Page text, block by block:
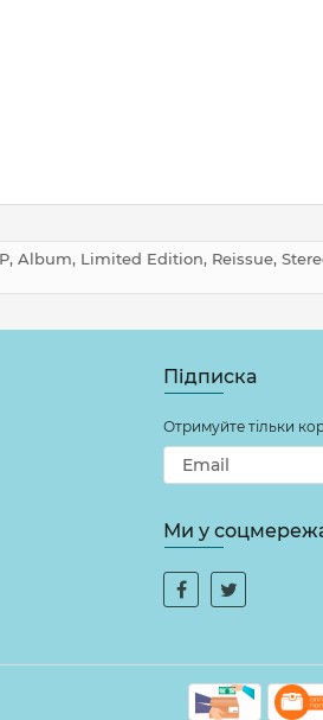
Album, Limited Edition, Reissue,
Підписка
Отримуйте тільки
Ми у